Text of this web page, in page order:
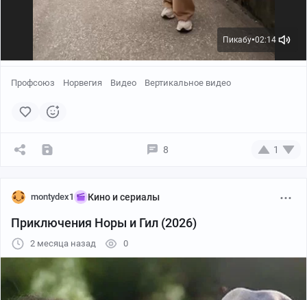
Пикабу●02:14
Профсоюз Норвегия Видео Вертикальное видео
8 1
montydex1 Кино и сериалы
Приключения Норы и Гил (2026)
2 месяца назад 0